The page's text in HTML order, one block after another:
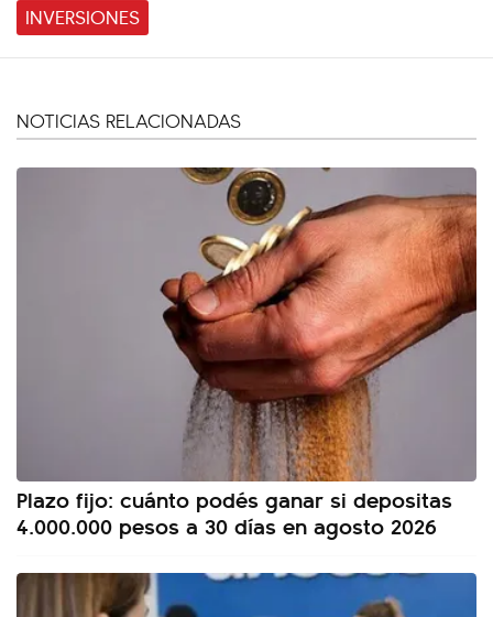
INVERSIONES
NOTICIAS RELACIONADAS
Plazo fijo: cuánto podés ganar si depositas
4.000.000 pesos a 30 días en agosto 2026